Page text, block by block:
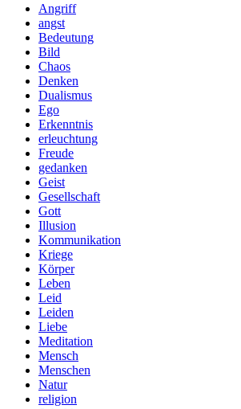
Angriff
angst
Bedeutung
Bild
Chaos
Denken
Dualismus
Ego
Erkenntnis
erleuchtung
Freude
gedanken
Geist
Gesellschaft
Gott
Illusion
Kommunikation
Kriege
Körper
Leben
Leid
Leiden
Liebe
Meditation
Mensch
Menschen
Natur
religion